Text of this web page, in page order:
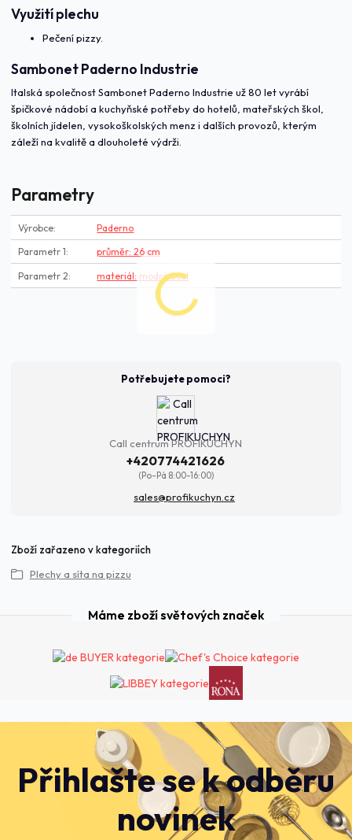
Využití plechu
Pečení pizzy.
Sambonet Paderno Industrie
Italská společnost Sambonet Paderno Industrie už 80 let vyrábí
špičkové nádobí a kuchyňské potřeby do hotelů, mateřských škol,
školních jídelen, vysokoškolských menz i dalších provozů, kterým
záleží na kvalitě a dlouholeté výdrži.
Parametry
Výrobce Paderno
Parametr 1 průměr: 26 cm
Parametr 2 materiál: modrá ocel
Potřebujete pomoci?
Call centrum PROFIKUCHYN
+420774421626
(Po-Pá 8:00-16:00)
sales@profikuchyn.cz
Zboží zařazeno v kategoriích
Plechy a síta na pizzu
Přihlašte se k odběru
novinek
Máme zboží světových značek